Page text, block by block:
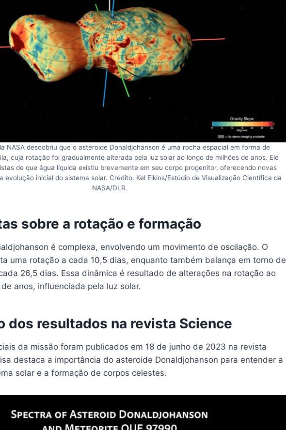
NASA descobriu que o asteroide Donaldjohanson é uma rocha espacial em forma de
cuja rotação foi gradualmente alterada pela luz solar ao longo de milhões de anos. Ele
de que água líquida existiu brevemente em seu corpo progenitor, oferecendo novas
evolução inicial do sistema solar. Crédito: Kel Elkins/Estúdio de Visualização Científica da
NASA/DLR.
sobre a rotação e formação
é complexa, envolvendo um movimento de oscilação. O
uma rotação a cada 10,5 dias, enquanto também balança em torno de
26,5 dias. Essa dinâmica é resultado de alterações na rotação ao
anos, influenciada pela luz solar.
dos resultados na revista Science
da missão foram publicados em 18 de junho de 2023 na revista
destaca a importância do asteroide Donaldjohanson para entender a
solar e a formação de corpos celestes.